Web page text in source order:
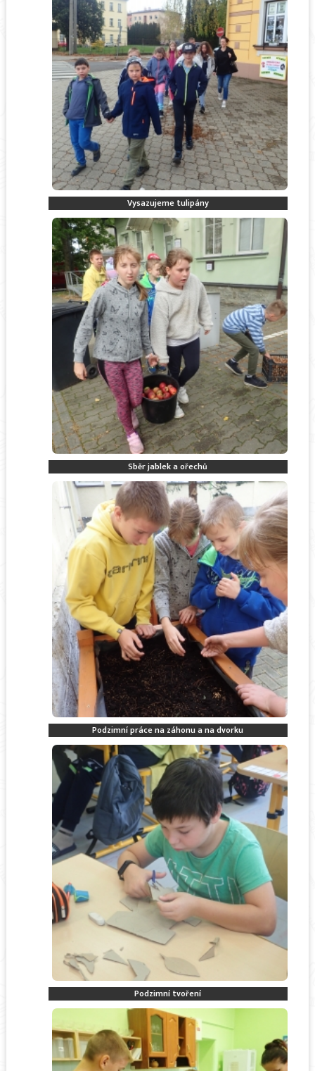
Vysazujeme tulipány
Sběr jablek a ořechů
Podzimní práce na záhonu a na dvorku
Podzimní tvoření